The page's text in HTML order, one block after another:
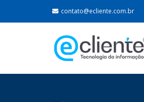
contato@ecliente.com.br